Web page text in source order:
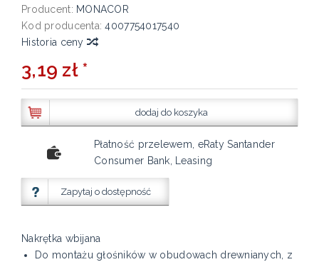
Producent: MONACOR
Kod producenta: 4007754017540
Historia ceny
3,19 zł *
dodaj do koszyka
Płatność przelewem, eRaty Santander
Consumer Bank, Leasing
Zapytaj o dostępność
Nakrętka wbijana
Do montażu głośników w obudowach drewnianych, z